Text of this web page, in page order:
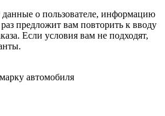
о пользователе, информацию
предложит вам повторить к вводу
Если условия вам не подходят,
автомобиля